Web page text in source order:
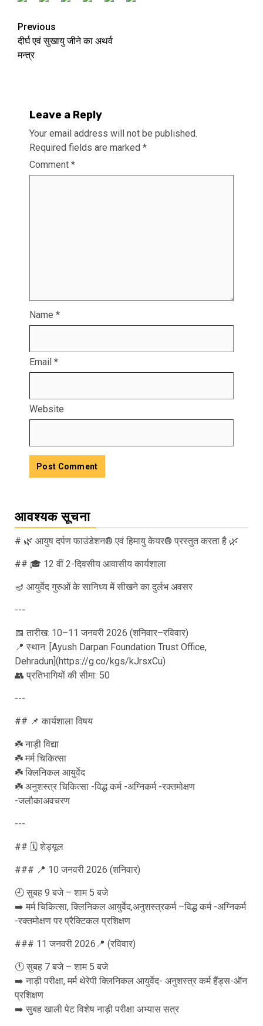
Previous
दीर्घ एवं सुखायु जीने का अथर्व
मन्त्र
Leave a Reply
Your email address will not be published.
Required fields are marked *
Comment *
Name *
Email *
Website
आवश्यक सूचना
# 🌿 आयुष दर्पण फाउंडेशन® एवं हिमायु केयर® प्रस्तुत करता है 🌿
## 🎓 12 वीं 2-दिवसीय आवासीय कार्यशाला
🪔 आयुर्वेद गुरुओं के सानिध्य में सीखने का दुर्लभ अवसर
---
📅 तारीख: 10–11 जनवरी 2026 (शनिवार–रविवार)
📍 स्थान: [Ayush Darpan Foundation Trust Office,
Dehradun](https://g.co/kgs/kJrsxCu)
👥 प्रतिभागियों की सीमा: 50
---
## 📌 कार्यशाला विषय
☘️ नाड़ी विद्या
☘️ मर्म चिकित्सा
☘️ क्लिनिकल आयुर्वेद
☘️ अनुशस्त्र चिकित्सा -विद्ध कर्म -अग्निकर्म -रक्तमोक्षण
-जलौकाअवचरण
---
## 🗓️ शेड्यूल
### 📍 10 जनवरी 2026 (शनिवार)
🕘 सुबह 9 बजे – शाम 5 बजे
➡️ मर्म चिकित्सा, क्लिनिकल आयुर्वेद,अनुशस्त्रकर्म –विद्ध कर्म -अग्निकर्म
-रक्तमोक्षण पर प्रैक्टिकल प्रशिक्षण
### 11 जनवरी 2026📍 (रविवार)
🕚 सुबह 7 बजे – शाम 5 बजे
➡️ नाड़ी परीक्षा, मर्म थेरेपी क्लिनिकल आयुर्वेद- अनुशस्त्र कर्म हैंड्स-ऑन
प्रशिक्षण
➡️ सुबह खाली पेट विशेष नाड़ी परीक्षा अभ्यास सत्र